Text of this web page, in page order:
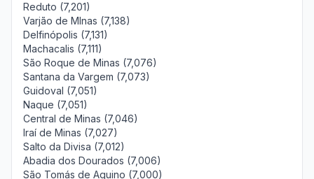
Reduto (7,201)
Varjão de MInas (7,138)
Delfinópolis (7,131)
Machacalis (7,111)
São Roque de Minas (7,076)
Santana da Vargem (7,073)
Guidoval (7,051)
Naque (7,051)
Central de Minas (7,046)
Iraí de Minas (7,027)
Salto da Divisa (7,012)
Abadia dos Dourados (7,006)
São Tomás de Aquino (7,000)